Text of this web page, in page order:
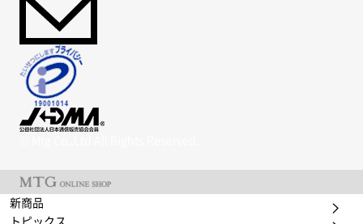
新商品
トピックス